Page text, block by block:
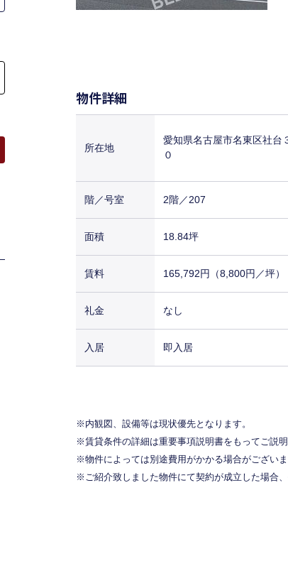
物件詳細
所在地
愛知県名古屋市名東区社台
０
階／号室 2階／207
面積 18.84坪
賃料 165,792円（8,800円／坪）
礼金 なし
入居 即入居
内観図、設備等は現状優先となります。
賃貸条件の詳細は重要事項説明書をもってご説明
物件によっては別途費用がかかる場合がございま
ご紹介致しました物件にて契約が成立した場合